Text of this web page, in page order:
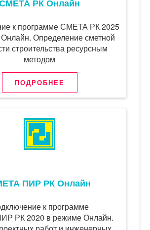
РК Онлайн
к программе СМЕТА РК 2025
Определение сметной
строительства ресурсным
методом
ПОДРОБНЕЕ
ПИР РК Онлайн
к программе
РК 2020 в режиме Онлайн.